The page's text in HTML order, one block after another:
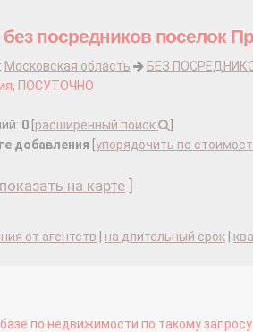
посредников поселок
Московская область БЕЗ
ПОСУТОЧНО
0 расширенный поиск
добавления упорядочить по
показать на карте
от агентств на длительный срок
по недвижимости по такому запросу